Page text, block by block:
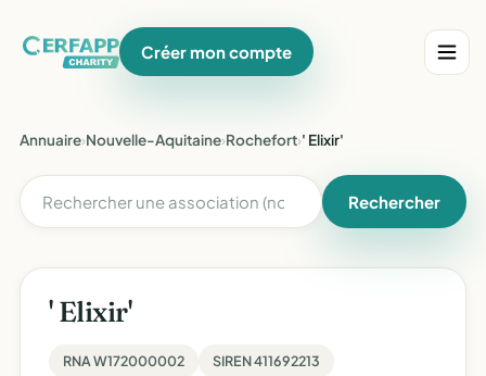
Créer mon compte
Annuaire›Nouvelle-Aquitaine›Rochefort›' Elixir'
Rechercher
' Elixir'
RNA W172000002
SIREN 411692213